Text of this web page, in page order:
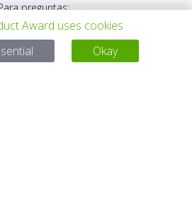
preguntas:
award.com
+ 49 30 25742 880
Award uses cookies
Okay